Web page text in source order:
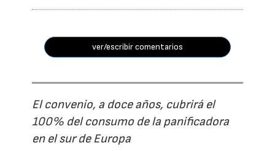
ver/escribir comentarios
El convenio, a doce años, cubrirá el
100% del consumo de la panificadora
en el sur de Europa